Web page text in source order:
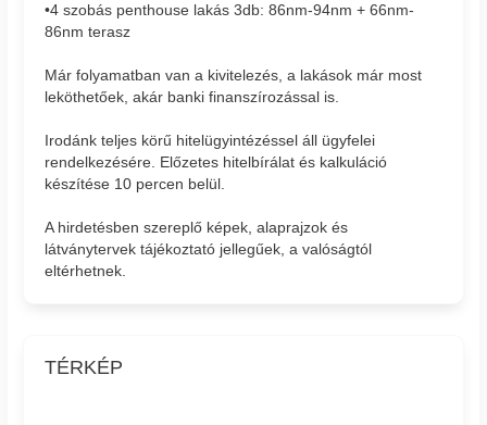
•4 szobás penthouse lakás 3db: 86nm-94nm + 66nm-
86nm terasz
Már folyamatban van a kivitelezés, a lakások már most
leköthetőek, akár banki finanszírozással is.
Irodánk teljes körű hitelügyintézéssel áll ügyfelei
rendelkezésére. Előzetes hitelbírálat és kalkuláció
készítése 10 percen belül.
A hirdetésben szereplő képek, alaprajzok és
látványtervek tájékoztató jellegűek, a valóságtól
eltérhetnek.
TÉRKÉP